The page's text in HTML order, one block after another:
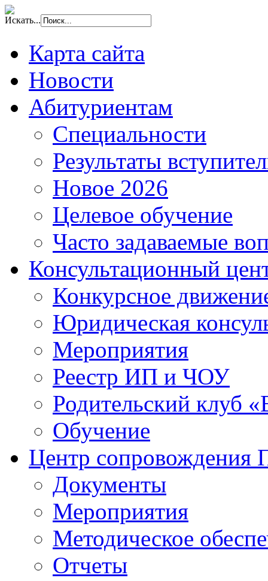
Искать...
Карта сайта
Новости
Абитуриентам
Специальности
Результаты
Новое 2026
Целевое обучение
Часто задаваемые
Консультационный
Конкурсное
Юридическая
Мероприятия
Реестр ИП и ЧОУ
Родительский клуб
Обучение
Центр сопровождения
Документы
Мероприятия
Методическое
Отчеты